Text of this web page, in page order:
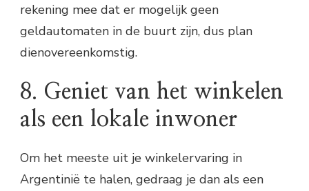
rekening mee dat er mogelijk geen
geldautomaten in de buurt zijn, dus plan
dienovereenkomstig.
8. Geniet van het winkelen
als een lokale inwoner
Om het meeste uit je winkelervaring in
Argentinië te halen, gedraag je dan als een